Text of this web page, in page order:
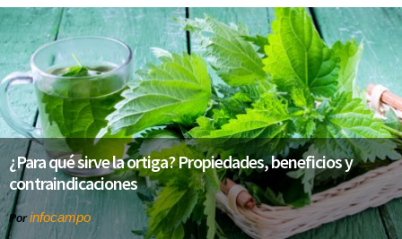
¿Para qué sirve la ortiga? Propiedades, beneficios y
contraindicaciones
Por infocampo